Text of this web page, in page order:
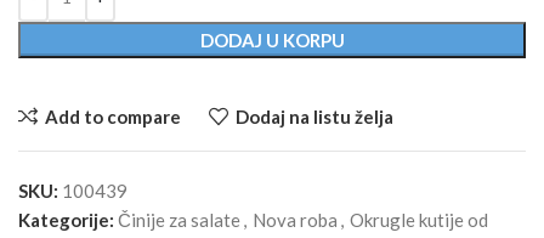
DODAJ U KORPU
Add to compare Dodaj na listu želja
SKU: 100439
Kategorije: Činije za salate, Nova roba , Okrugle kutije od